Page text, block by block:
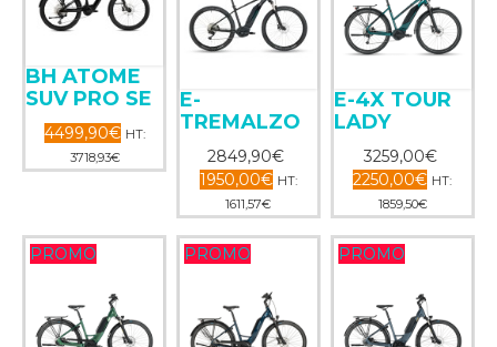
BH ATOME
SUV PRO SE
4499,90‎€ HT:
3718,93‎€
E-
TREMALZO
2849,90‎€
1950,00‎€ HT:
1611,57‎€
E-4X TOUR
LADY
3259,00‎€
2250,00‎€ HT:
1859,50‎€
PROMO PROMO PROMO